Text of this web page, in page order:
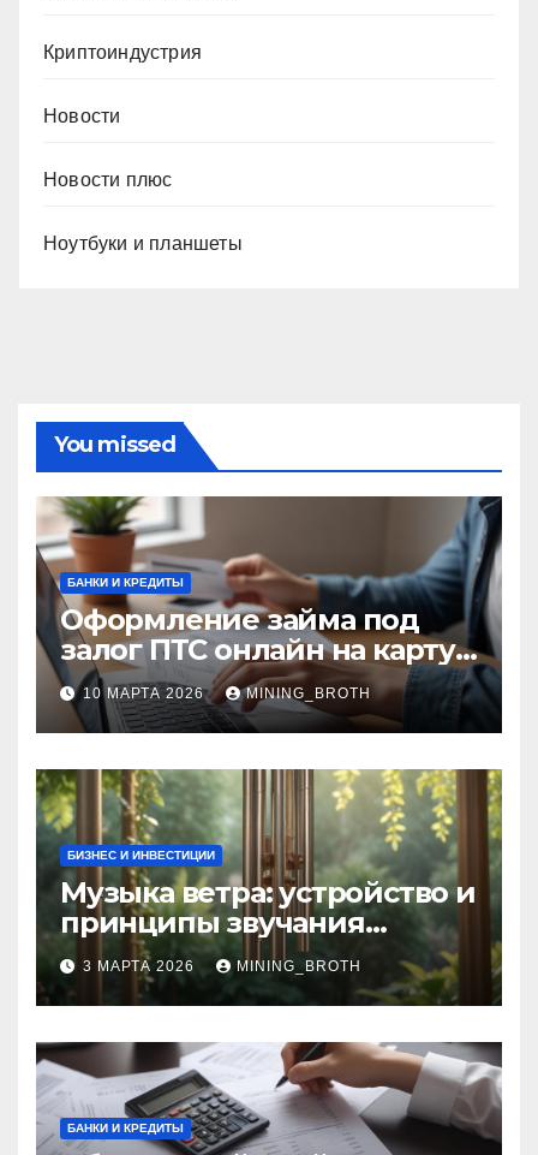
Криптоиндустрия
Новости
Новости плюс
Ноутбуки и планшеты
You missed
БАНКИ И КРЕДИТЫ
Оформление займа под
залог ПТС онлайн на карту
без визита в офис: порядок,
требования и документы
10 МАРТА 2026 MINING_BROTH
БИЗНЕС И ИНВЕСТИЦИИ
Музыка ветра: устройство и
принципы звучания
колокольчиков
3 МАРТА 2026 MINING_BROTH
БАНКИ И КРЕДИТЫ